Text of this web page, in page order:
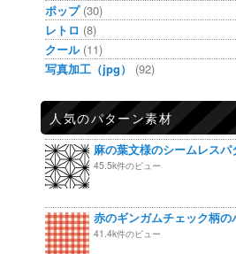
ポップ(30)
レトロ (8)
クール(11)
写真加工（jpg）
(92)
人気のパターン素材
麻の葉文様のシームレスパ
45.5k件のビュー
赤のギンガムチェック柄の
41.4k件のビュー